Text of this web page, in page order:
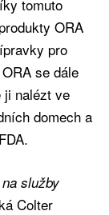
tomuto
ORA
pro
se dále
ji nalézt ve
domech a
služby
Colter